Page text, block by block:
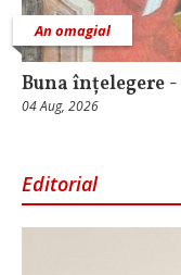
An omagial
Buna înțelegere
04 Aug, 2026
Editorial